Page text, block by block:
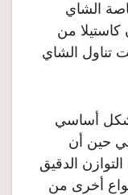
الشاي
كاستيلا من
تناول الشاي
بشكل أساسي
حين أن
الدقيق
أخرى من